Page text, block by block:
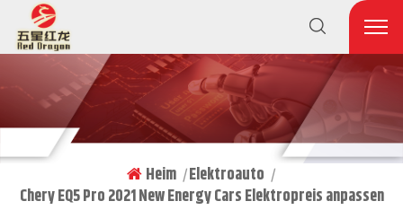
Heim | Elektroauto |
Chery EQ5 Pro 2021 New Energy Cars Elektropreis anpassen